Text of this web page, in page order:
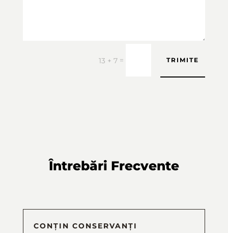
13 + 7 = TRIMITE
Întrebări Frecvente
CONȚIN CONSERVANȚI